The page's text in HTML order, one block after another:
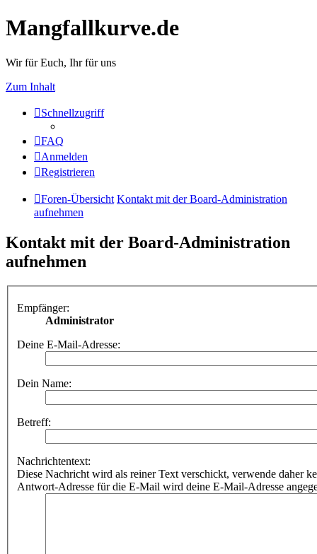
Mangfallkurve.de
Wir für Euch, Ihr für uns
Zum Inhalt
Schnellzugriff
FAQ
Anmelden
Registrieren
Foren-Übersicht Kontakt mit der Board-Administration
aufnehmen
Kontakt mit der Board-Administration
aufnehmen
Empfänger:
Administrator
Deine E-Mail-Adresse:
Dein Name:
Betreff:
Nachrichtentext:
Diese Nachricht wird als reiner Text verschickt, verwende daher
Antwort-Adresse für die E-Mail wird deine E-Mail-Adresse